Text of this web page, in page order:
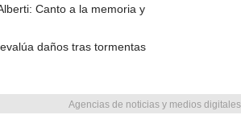
Canto a la memoria y
daños tras tormentas
Agencias de noticias y medios digitales